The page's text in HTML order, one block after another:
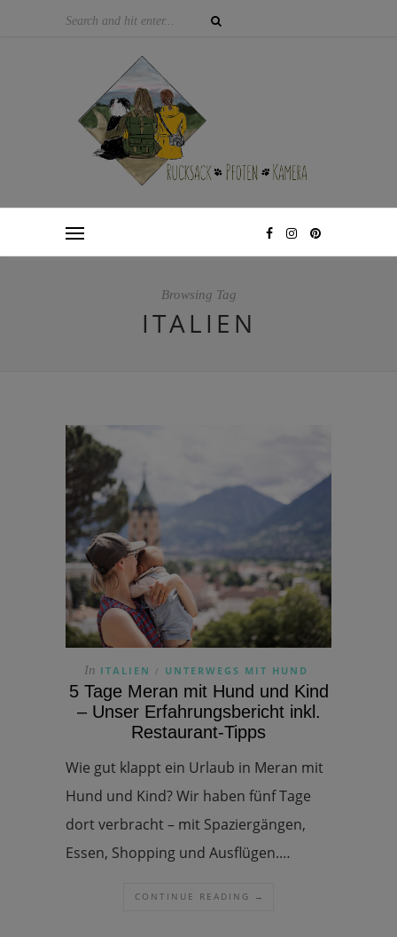
Browsing Tag
ITALIEN
In ITALIEN / UNTERWEGS MIT HUND
5 Tage Meran mit Hund und Kind
– Unser Erfahrungsbericht inkl.
Restaurant-Tipps
Wie gut klappt ein Urlaub in Meran mit
Hund und Kind? Wir haben fünf Tage
dort verbracht – mit Spaziergängen,
Essen, Shopping und Ausflügen.…
CONTINUE READING →